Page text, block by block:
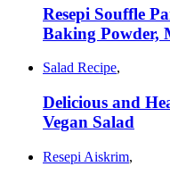
Resepi Souffle
Baking Powder,
Salad Recipe,
Delicious and
Vegan Salad
Resepi Aiskrim,